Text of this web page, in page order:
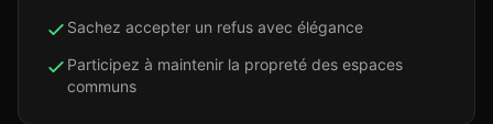
Sachez accepter un refus avec élégance
Participez à maintenir la propreté des espaces
communs